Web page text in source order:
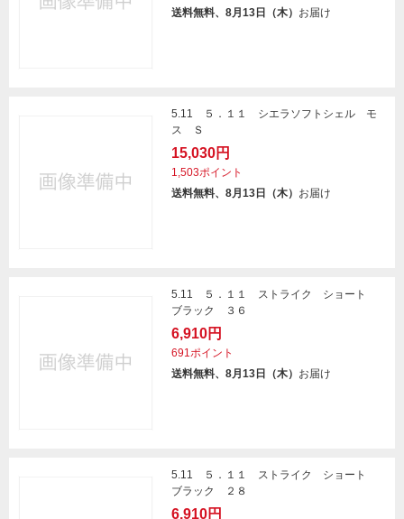
送料無料、8月13日（木） お届け
5.11 ５．１１ シエラソフトシェル モ
ス Ｓ
15,030円
1,503ポイント
送料無料、8月13日（木） お届け
5.11 ５．１１ ストライク ショート
ブラック ３６
6,910円
691ポイント
送料無料、8月13日（木） お届け
5.11 ５．１１ ストライク ショート
ブラック ２８
6,910円